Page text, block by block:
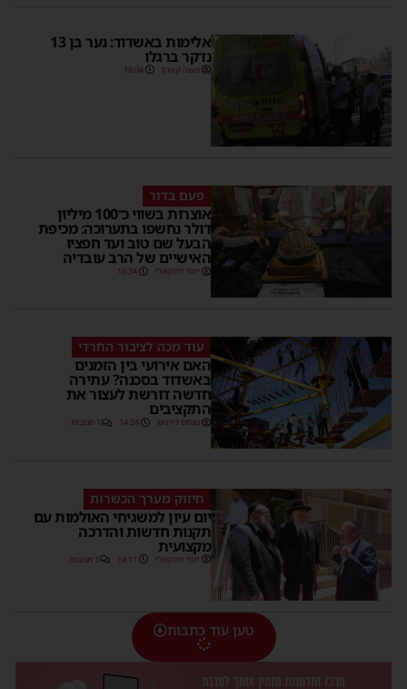
אלימות באשדוד: נער בן 13
נדקר ברגלו
משה קאהן 18:04
פעם בדור
אוצרות בשווי כ־100 מיליון
דולר נחשפו בתערוכה: מכיפת
הבעל שם טוב ועד חפציו
האישיים של הרב עובדיה
יוסי יחזקאלי 16:34
עוד מכה לציבור החרדי
האם אירועי בין הזמנים
באשדוד בסכנה? עתירה
חדשה דורשת לעצור את
התקציבים
מנחם דויטש 14:24 1 תגובות
חיזוק מערך הכשרות
יום עיון למשגיחי האולמות עם
תקנות חדשות והדרכה
מקצועית
יוסי יחזקאלי 14:11 1 תגובות
טען עוד כתבות